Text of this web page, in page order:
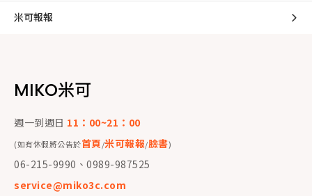
米可報報
MIKO米可
週一到週日 11：00~21：00
(如有休假將公告於首頁/米可報報/臉書)
06-215-9990、0989-987525
service@miko3c.com